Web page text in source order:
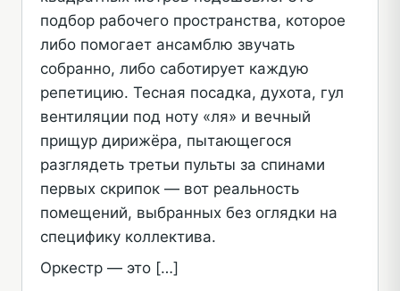
подбор рабочего пространства, которое
либо помогает ансамблю звучать
собранно, либо саботирует каждую
репетицию. Тесная посадка, духота, гул
вентиляции под ноту «ля» и вечный
прищур дирижёра, пытающегося
разглядеть третьи пульты за спинами
первых скрипок — вот реальность
помещений, выбранных без оглядки на
специфику коллектива.
Оркестр — это […]